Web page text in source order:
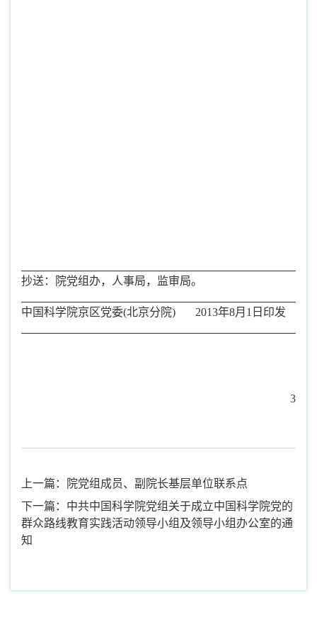
抄送：院党组办，人事局，监审局。
中国科学院京区党委(北京分院) 2013年8月 1 日印发
3
上一篇：院党组成员、副院长基层单位联系点
下一篇：中共中国科学院党组关于成立中国科学院党的
群众路线教育实践活动领导小组及领导小组办公室的通
知